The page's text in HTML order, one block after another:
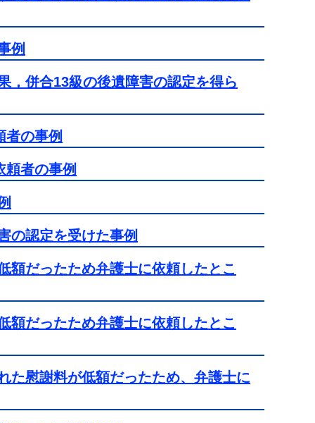
例
，併合13級の後遺障害の認定を得ら
者の事例
頼者の事例
の認定を受けた事例
額だったため弁護士に依頼したとこ
額だったため弁護士に依頼したとこ
た慰謝料が低額だったため、弁護士に